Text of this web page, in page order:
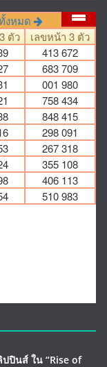
ปปินส์ ใน “Rise of